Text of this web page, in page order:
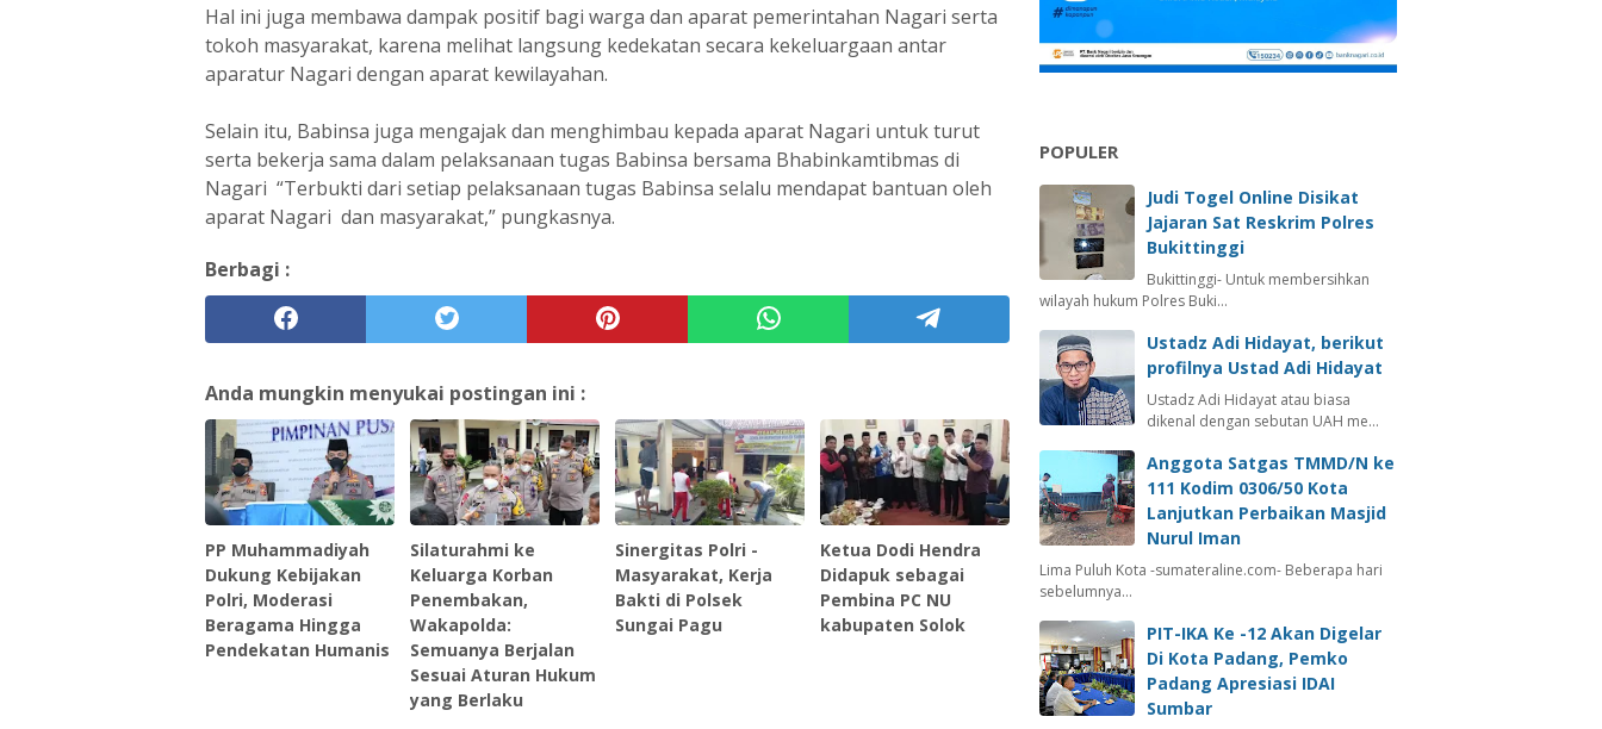
Hal ini juga membawa dampak positif bagi warga dan aparat pemerintahan Nagari serta
tokoh masyarakat, karena melihat langsung kedekatan secara kekeluargaan antar
aparatur Nagari dengan aparat kewilayahan.
Selain itu, Babinsa juga mengajak dan menghimbau kepada aparat Nagari untuk turut
serta bekerja sama dalam pelaksanaan tugas Babinsa bersama Bhabinkamtibmas di
Nagari “Terbukti dari setiap pelaksanaan tugas Babinsa selalu mendapat bantuan oleh
aparat Nagari dan masyarakat,” pungkasnya.
Berbagi :
Anda mungkin menyukai postingan ini :
PP Muhammadiyah
Dukung Kebijakan
Polri, Moderasi
Beragama Hingga
Pendekatan Humanis
Silaturahmi ke
Keluarga Korban
Penembakan,
Wakapolda:
Semuanya Berjalan
Sesuai Aturan Hukum
yang Berlaku
Sinergitas Polri -
Masyarakat, Kerja
Bakti di Polsek
Sungai Pagu
Ketua Dodi Hendra
Didapuk sebagai
Pembina PC NU
kabupaten Solok
POPULER
Judi Togel Online Disikat
Jajaran Sat Reskrim Polres
Bukittinggi
Bukittinggi- Untuk membersihkan
wilayah hukum Polres Buki…
Ustadz Adi Hidayat, berikut
profilnya Ustad Adi Hidayat
Ustadz Adi Hidayat atau biasa
dikenal dengan sebutan UAH me…
Anggota Satgas TMMD/N ke
111 Kodim 0306/50 Kota
Lanjutkan Perbaikan Masjid
Nurul Iman
Lima Puluh Kota -sumateraline.com- Beberapa hari
sebelumnya…
PIT-IKA Ke -12 Akan Digelar
Di Kota Padang, Pemko
Padang Apresiasi IDAI
Sumbar